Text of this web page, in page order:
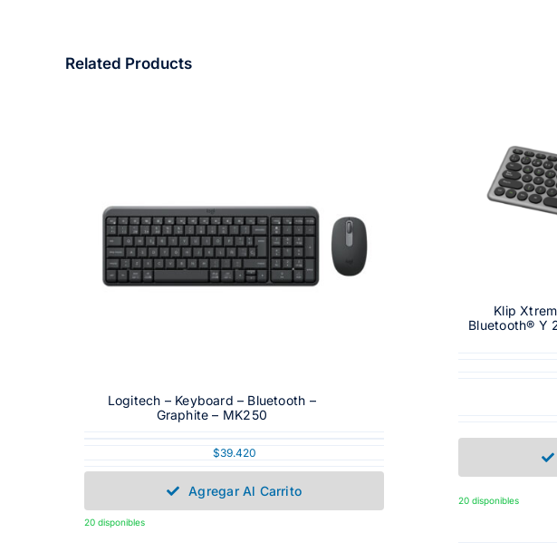
Related Products
Logitech – Keyboard – Bluetooth –
Graphite – MK250
$39.420
Agregar Al Carrito
20 disponibles
Klip
Bluetooth® Y
20 disponibles